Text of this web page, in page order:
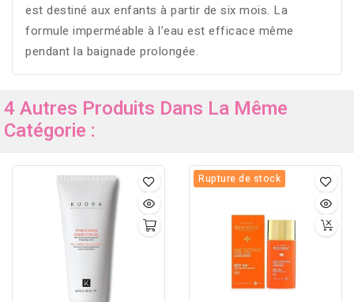
est destiné aux enfants à partir de six mois. La
formule imperméable à l’eau est efficace même
pendant la baignade prolongée.
4 Autres Produits Dans La Même
Catégorie :
Rupture de stock